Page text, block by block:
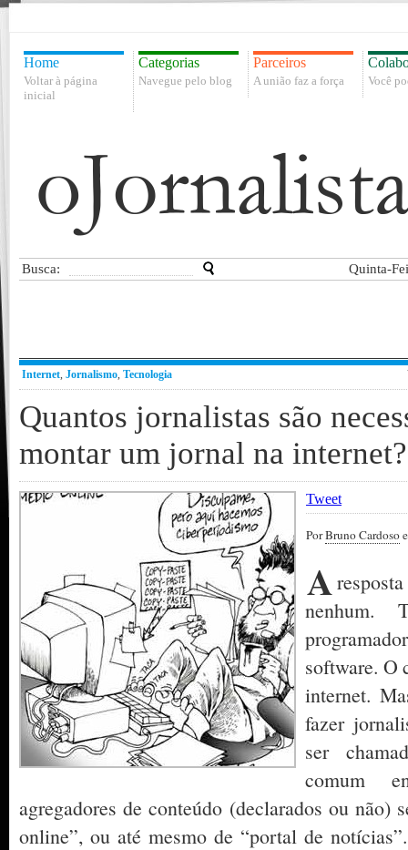
Home
Voltar à página
inicial
Categorias
Navegue pelo blog
Parceiros
A união faz a força Você
Busca: Quinta-
Internet, Jornalismo, Tecnologia
Quantos jornalistas são
montar um jornal na internet?
Tweet
PorBruno Cardoso
A
nenhum.
software. O
internet.
fazer
ser
comum
agregadores de conteúdo (declarados ou não)
online”, ou até mesmo de “portal de